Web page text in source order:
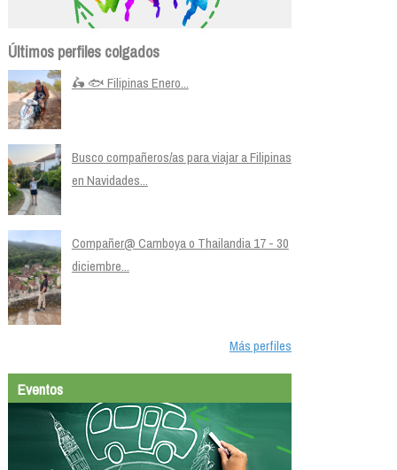
Últimos perfiles colgados
🛵 🐟 Filipinas Enero...
Busco compañeros/as para viajar a Filipinas
en Navidades...
Compañer@ Camboya o Thailandia 17 - 30
diciembre...
Más perfiles
Eventos